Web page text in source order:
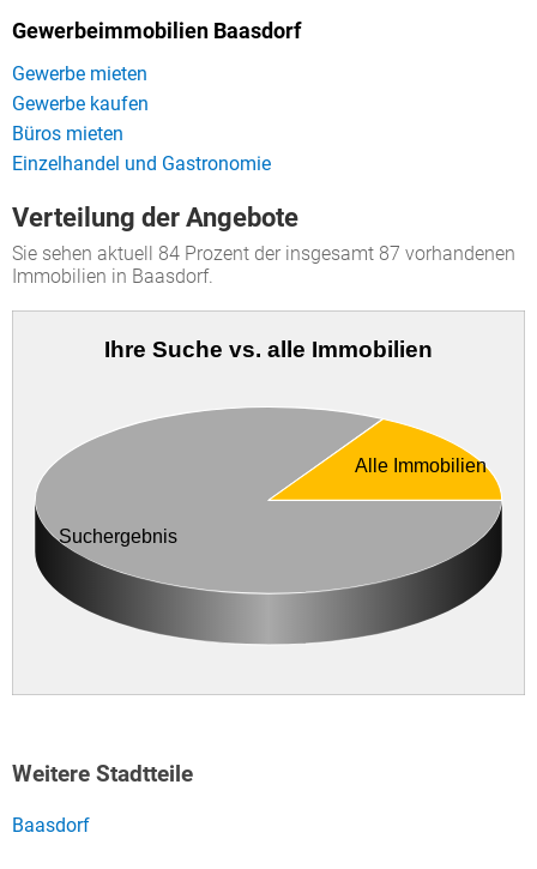
Gewerbeimmobilien Baasdorf
Gewerbe mieten
Gewerbe kaufen
Büros mieten
Einzelhandel und Gastronomie
Verteilung der Angebote
Sie sehen aktuell 84 Prozent der insgesamt 87 vorhandenen
Immobilien in Baasdorf.
Ihre Suche vs. alle Immobilien
Suchergebnis
Alle Immobilien
Weitere Stadtteile
Baasdorf